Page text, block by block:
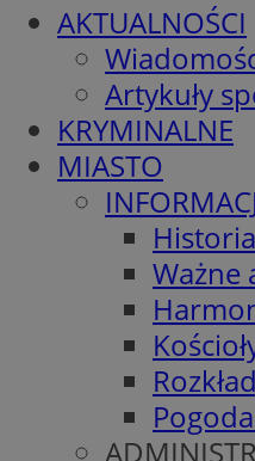
AKTUALNOŚCI
Artykuły
KRYMINALNE
MIASTO
Ważne